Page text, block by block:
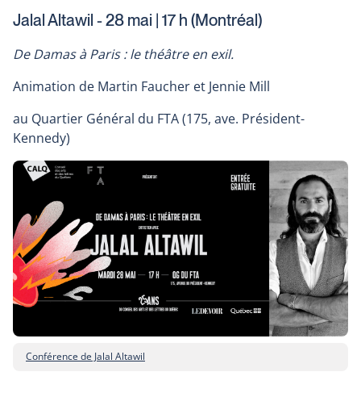
open
in
new
Jalal Altawil - 28 mai | 17 h (Montréal)
De Damas à Paris : le théâtre en exil.
Animation de Martin Faucher et Jennie Mill
au Quartier Général du FTA (175, ave. Président-
Kennedy)
Conférence de Jalal Altawil